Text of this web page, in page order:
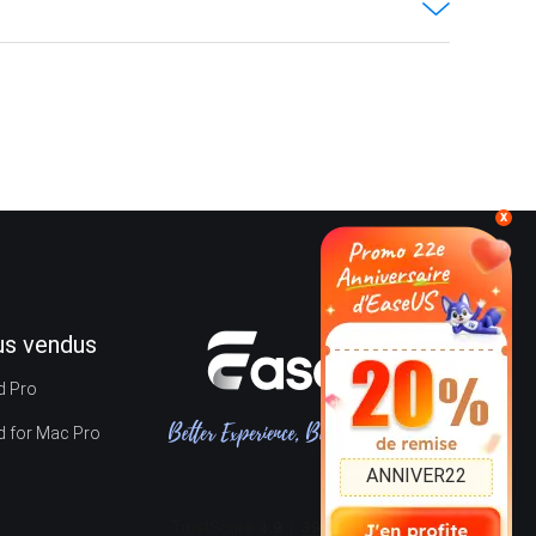
x
ANNIVER22
vendus
Pro
for Mac Pro